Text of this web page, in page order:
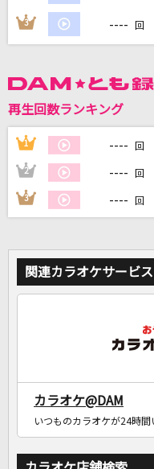
家族や友
3 ---- 回
再生回数ランキング
1 ---- 回
2 ---- 回
3 ---- 回
関連カラオケサービス
カラオケ@DAM
いつものカラオケが24時間